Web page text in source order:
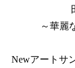
～華麗
Newアートサ